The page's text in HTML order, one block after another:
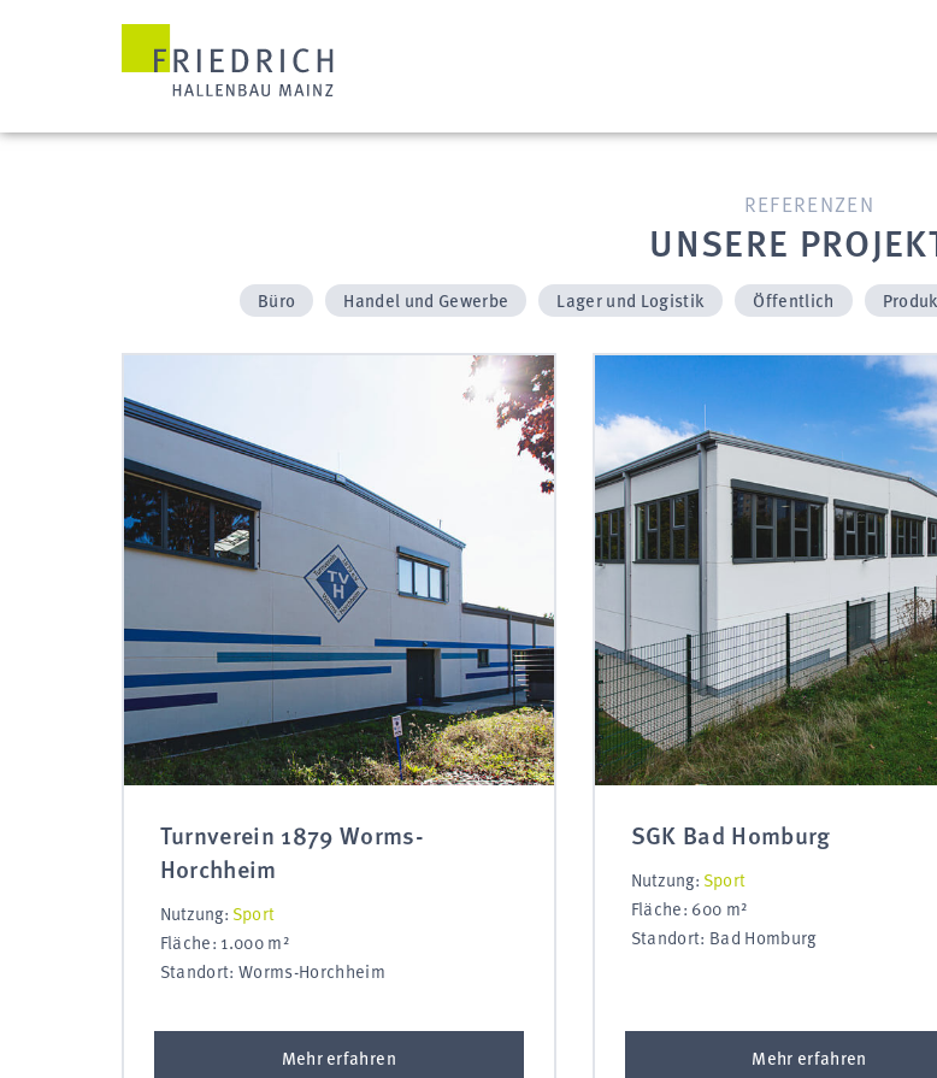
REFERENZEN
UNSERE
Büro Handel und Gewerbe Lager und Logistik Öffentlich
Turnverein 1879 Worms-
Horchheim
Nutzung: Sport
Fläche: 1.000 m²
Standort: Worms-Horchheim
Mehr erfahren
SGK Bad Homburg
Nutzung: Sport
Fläche: 600 m²
Standort: Bad Homburg
Mehr erfahren